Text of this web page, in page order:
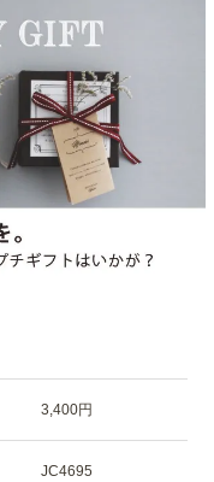
3,400円
JC4695